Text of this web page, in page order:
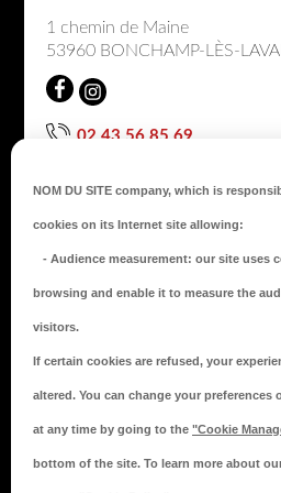
1 chemin de Maine
53960 BONCHAMP-LÈS-
02 43 56 85 69
NOUS
Nos engagements
Les conditions générales de vente
NOM DU SITE company, which is
cookies on its Internet site allowing:
- Audience measurement: our site uses
browsing and enable it to measure the
visitors.
If certain cookies are refused, your
altered. You can change your
at any time by going to the "Cookie
bottom of the site. To learn more about